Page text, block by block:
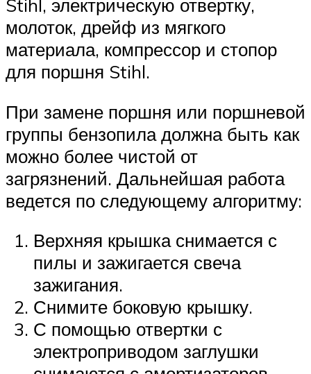
Stihl, электрическую отвертку,
молоток, дрейф из мягкого
материала, компрессор и стопор
для поршня Stihl.
При замене поршня или поршневой
группы бензопила должна быть как
можно более чистой от
загрязнений. Дальнейшая работа
ведется по следующему алгоритму:
Верхняя крышка снимается с
пилы и зажигается свеча
зажигания.
Снимите боковую крышку.
С помощью отвертки с
электроприводом заглушки